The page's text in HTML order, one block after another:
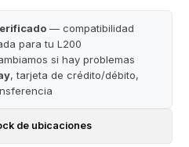
— compatibilidad
para tu L200
si hay problemas
, tarjeta de crédito/débito,
de ubicaciones